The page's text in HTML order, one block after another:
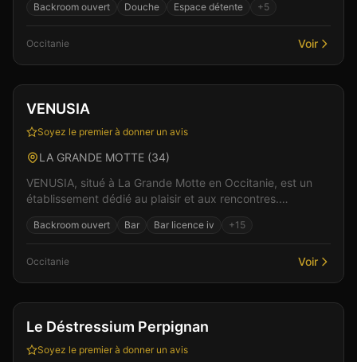
convivial...
Backroom ouvert Douche Espace détente +5
Occitanie Voir
Club Sauna +6
VENUSIA
Soyez le premier à donner un avis
LA GRANDE MOTTE (34)
VENUSIA, situé à La Grande Motte en Occitanie, est un
établissement dédié au plaisir et aux rencontres.
Backroom ouvert Bar Bar licence iv +15
Occitanie Voir
Bar Club +6
Le Déstressium Perpignan
Soyez le premier à donner un avis